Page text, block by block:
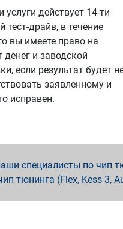
услуги действует 14-ти
тест-драйв, в течение
вы имеете право на
денег и заводской
если результат будет
заявленному и
исправен.
специалисты по чип
тюнинга (Flex, Kess 3,